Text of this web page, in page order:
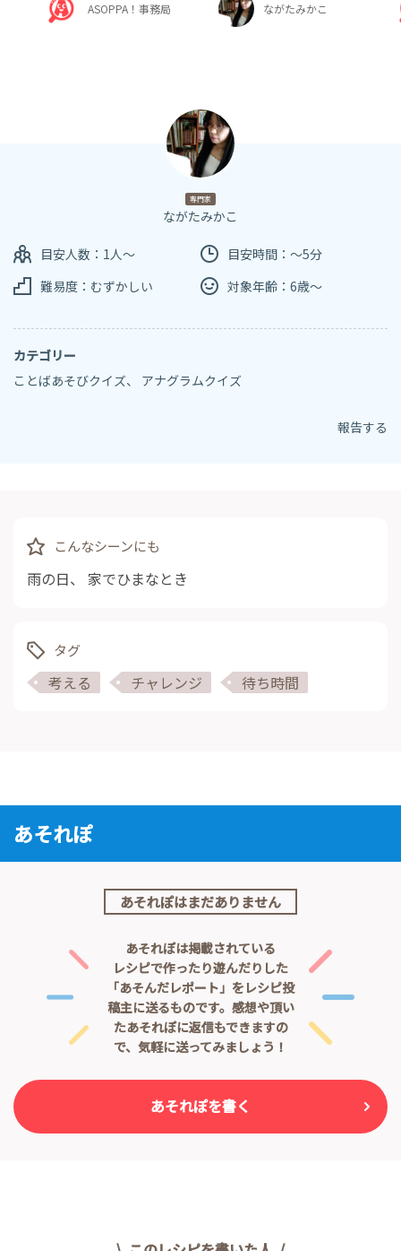
ASOPPA！事務局 ながたみかこ
専門家
ながたみかこ
目安人数：1人～
目安時間：～5分
難易度：むずかしい
対象年齢：6歳～
カテゴリー
ことばあそびクイズ、 アナグラムクイズ
報告する
こんなシーンにも
雨の日、 家でひまなとき
タグ
考える チャレンジ 待ち時間
あそれぽ
あそれぽはまだありません
あそれぽは掲載されている
レシピで作ったり遊んだりした
「あそんだレポート」をレシピ投
稿主に送るものです。 感想や頂い
たあそれぽに返信もできますの
で、気軽に送ってみましょう！
あそれぽを書く